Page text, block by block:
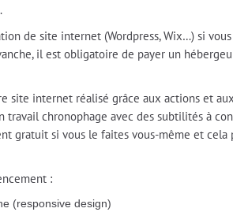
de site internet (Wordpress, Wix…) si
il est obligatoire de payer un
site internet réalisé grâce aux actions et
travail chronophage avec des subtilités à
gratuit si vous le faites vous-même et
:
(responsive design)